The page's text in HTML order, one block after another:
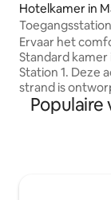
Hotelkamer in
Ervaar het
Standard
Station 1. Deze
strand is
en gemak en
twee gasten en
queensize bed,
Populaire